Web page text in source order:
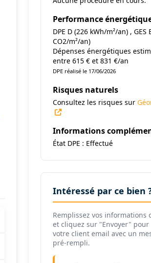
Performance
DPE D (226 kWh/m²/an) , GES
CO2/m²/an)
Dépenses énergétiques
entre 615 € et 831 €/an
DPE réalisé le 17/06/2026
Risques naturels
Consultez les risques sur
Informations
État DPE : Effectué
Intéressé par ce bien
Remplissez vos informations
et cliquez sur "Envoyer"
votre client email avec un
pré-rempli.